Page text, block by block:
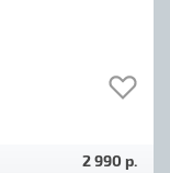
2 990 р.